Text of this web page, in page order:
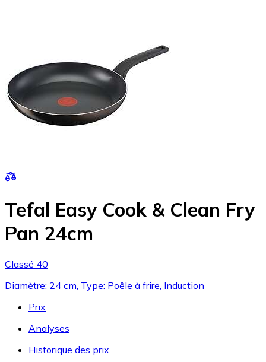
Tefal Easy Cook & Clean Fry
Pan 24cm
Classé 40
Diamètre: 24 cm, Type: Poêle à frire, Induction
Prix
Analyses
Historique des prix